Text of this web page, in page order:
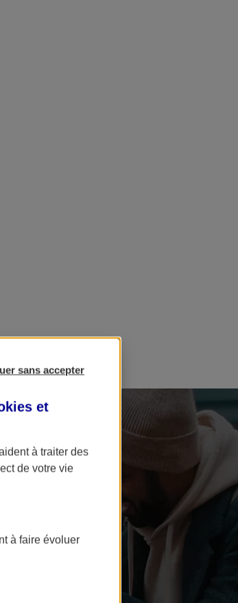
sans accepter
et
à traiter des
de votre vie
à faire évoluer